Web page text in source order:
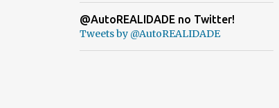
@AutoREALIDADE no Twitter!
Tweets by @AutoREALIDADE